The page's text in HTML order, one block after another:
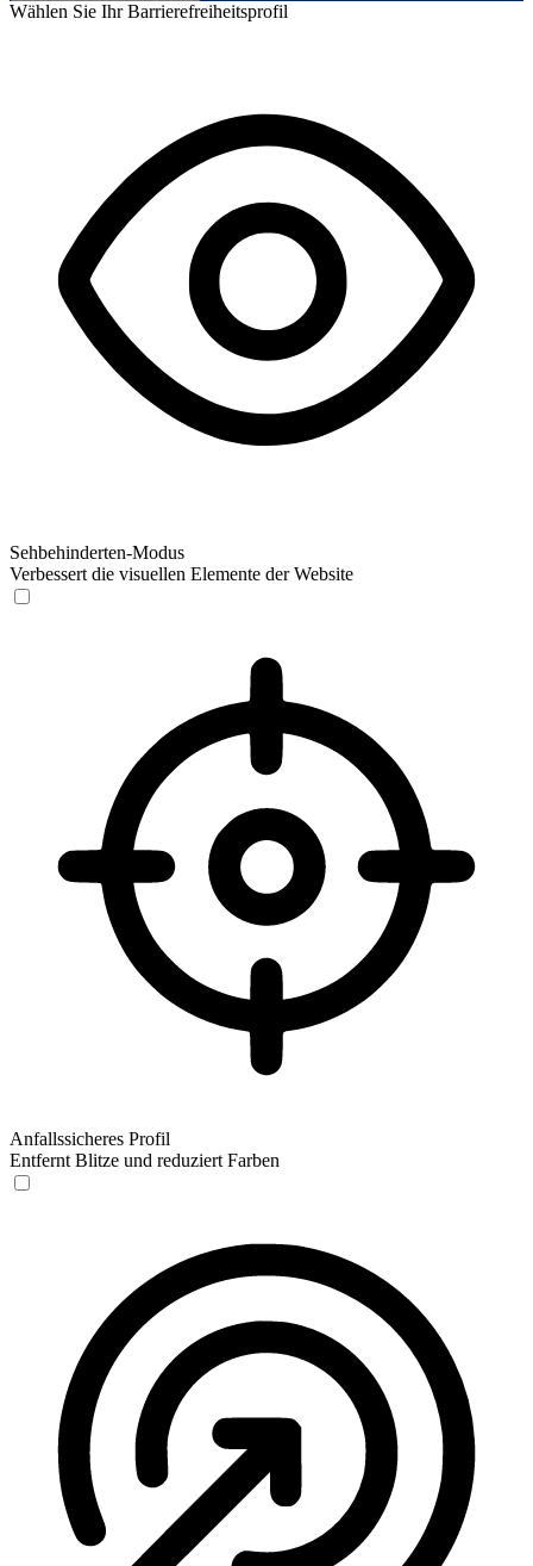
Wählen Sie Ihr Barrierefreiheitsprofil
Sehbehinderten-Modus
Verbessert die visuellen Elemente der Website
Anfallssicheres Profil
Entfernt Blitze und reduziert Farben